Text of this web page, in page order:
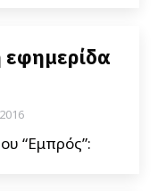
εφημερίδα
“Εμπρός”: